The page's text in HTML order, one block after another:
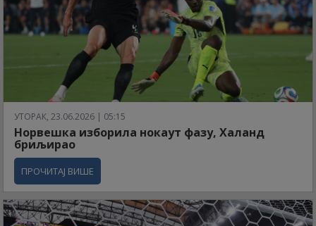
УТОРАК, 23.06.2026 | 05:15
Норвешка изборила нокаут фазу, Халанд
бриљирао
ПРОЧИТАЈ ВИШЕ